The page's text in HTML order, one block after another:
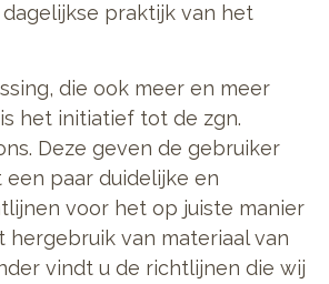
praktijk van het
die ook meer en meer
het initiatief tot de zgn.
Deze geven de gebruiker
paar duidelijke en
voor het op juiste manier
hergebruik van materiaal van
vindt u de richtlijnen die wij